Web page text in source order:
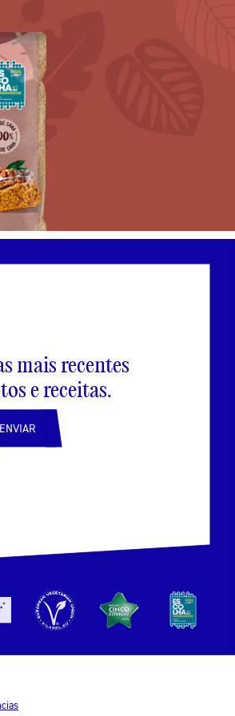
mais recentes
e receitas.
ENVIAR